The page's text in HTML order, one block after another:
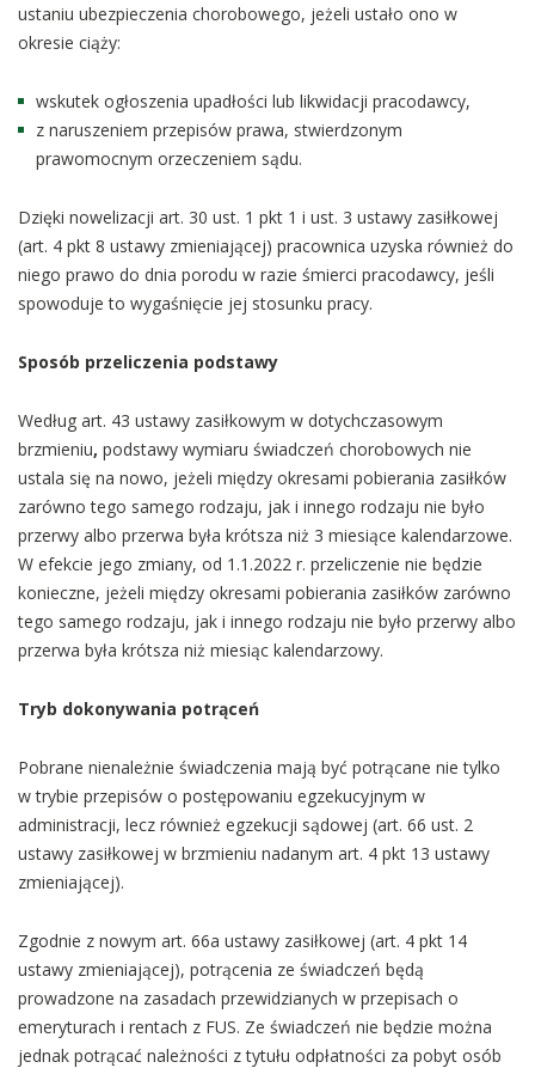
ustaniu ubezpieczenia chorobowego, jeżeli ustało ono w
okresie ciąży:
wskutek ogłoszenia upadłości lub likwidacji pracodawcy,
z naruszeniem przepisów prawa, stwierdzonym
prawomocnym orzeczeniem sądu.
Dzięki nowelizacji art. 30 ust. 1 pkt 1 i ust. 3 ustawy zasiłkowej
(art. 4 pkt 8 ustawy zmieniającej) pracownica uzyska również do
niego prawo do dnia porodu w razie śmierci pracodawcy, jeśli
spowoduje to wygaśnięcie jej stosunku pracy.
Sposób przeliczenia podstawy
Według art. 43 ustawy zasiłkowym w dotychczasowym
brzmieniu, podstawy wymiaru świadczeń chorobowych nie
ustala się na nowo, jeżeli między okresami pobierania zasiłków
zarówno tego samego rodzaju, jak i innego rodzaju nie było
przerwy albo przerwa była krótsza niż 3 miesiące kalendarzowe.
W efekcie jego zmiany, od 1.1.2022 r. przeliczenie nie będzie
konieczne, jeżeli między okresami pobierania zasiłków zarówno
tego samego rodzaju, jak i innego rodzaju nie było przerwy albo
przerwa była krótsza niż miesiąc kalendarzowy.
Tryb dokonywania potrąceń
Pobrane nienależnie świadczenia mają być potrącane nie tylko
w trybie przepisów o postępowaniu egzekucyjnym w
administracji, lecz również egzekucji sądowej (art. 66 ust. 2
ustawy zasiłkowej w brzmieniu nadanym art. 4 pkt 13 ustawy
zmieniającej).
Zgodnie z nowym art. 66a ustawy zasiłkowej (art. 4 pkt 14
ustawy zmieniającej), potrącenia ze świadczeń będą
prowadzone na zasadach przewidzianych w przepisach o
emeryturach i rentach z FUS. Ze świadczeń nie będzie można
jednak potrącać należności z tytułu odpłatności za pobyt osób